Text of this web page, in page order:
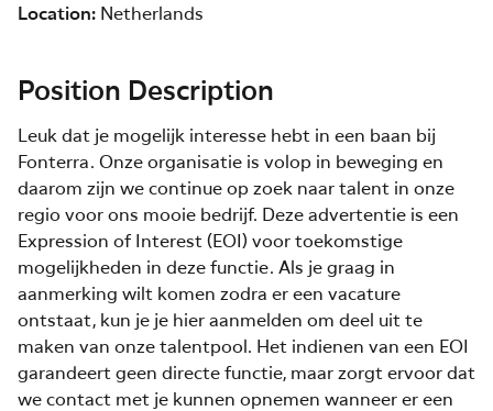
Location Netherlands
Position Description
Leuk dat je mogelijk interesse hebt in een baan bij
Fonterra. Onze organisatie is volop in beweging en
daarom zijn we continue op zoek naar talent in onze
regio voor ons mooie bedrijf. Deze advertentie is een
Expression of Interest (EOI) voor toekomstige
mogelijkheden in deze functie. Als je graag in
aanmerking wilt komen zodra er een vacature
ontstaat, kun je je hier aanmelden om deel uit te
maken van onze talentpool. Het indienen van een EOI
garandeert geen directe functie, maar zorgt ervoor dat
we contact met je kunnen opnemen wanneer er een